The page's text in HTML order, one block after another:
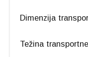
Dimenzija
Težina